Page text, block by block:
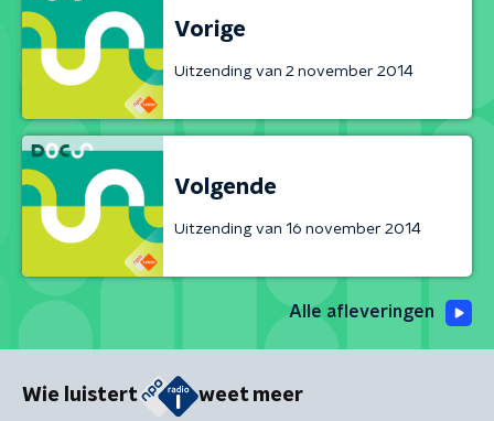
Vorige
Uitzending van 2 november 2014
Volgende
Uitzending van 16 november 2014
Alle afleveringen
Wie luistert weet meer